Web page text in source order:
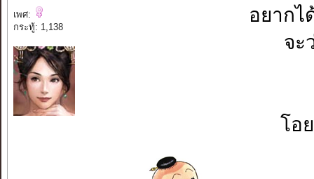
เพศ:
กระทู้: 1,138
อยากไ
จะ
โอ